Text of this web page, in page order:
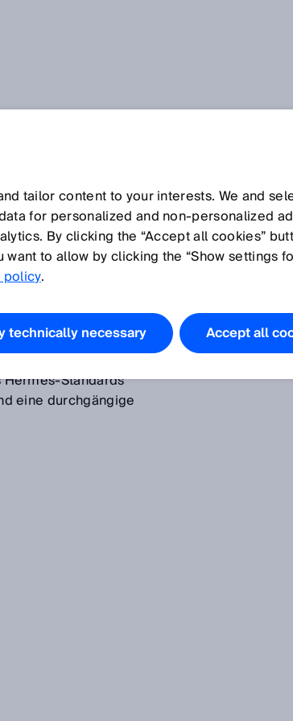
T U V W X Y Z
von Industrie 4.0 ist
Standardschnittstelle
Hermes-Standards
eine durchgängige
tailor content to your interests. We and
for personalized and non‑personalized
By clicking the “Accept all cookies”
to allow by clicking the “Show settings
.
technically necessary Accept all